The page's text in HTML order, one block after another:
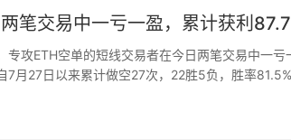
笔交易中一亏一盈，累计获利
攻ETH空单的短线交易者在今日两笔交易中一
月27日以来累计做空27次，22胜5负，胜率81.5%